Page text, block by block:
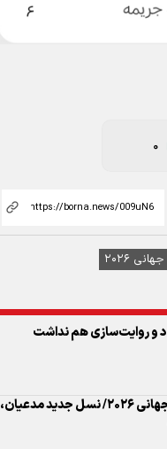
0
۲۰۲۶
و روایت‌سازی هم نداشت
تحلیل کلی مرحله یک‌هشتم نهایی جام جهانی ۲۰۲۶/ نسل جدید مدعیان،